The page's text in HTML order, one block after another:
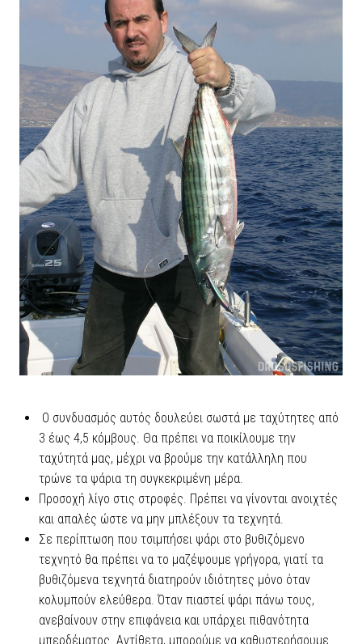
Ο συνδυασμός αυτός δουλεύει σωστά με ταχύτητες από
3 έως 4,5 κόμβους. Θα πρέπει να ποικίλουμε την
ταχύτητά μας, μέχρι να βρούμε την κατάλληλη που
τρώνε τα ψάρια τη συγκεκριμένη μέρα.
Προσοχή λίγο στις στροφές. Πρέπει να γίνονται ανοιχτές
και απαλές ώστε να μην μπλέξουν τα τεχνητά.
Σε περίπτωση που τσιμπήσει ψάρι στο βυθιζόμενο
τεχνητό θα πρέπει να το μαζέψουμε γρήγορα, γιατί τα
βυθιζόμενα τεχνητά διατηρούν ιδιότητες μόνο όταν
κολυμπούν ελεύθερα. Όταν πιαστεί ψάρι πάνω τους,
ανεβαίνουν στην επιφάνεια και υπάρχει πιθανότητα
μπερδέματος. Αντίθετα, μπορούμε να καθυστερήσουμε